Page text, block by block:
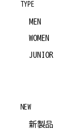
TYPE
MEN
WOMEN
JUNIOR
NEW
新製品